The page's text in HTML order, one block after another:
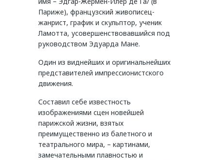
Париже), французский живописец-
жанрист, график и скульптор, ученик
Ламотта, усовершенствовавшийся под
руководством Эдуарда Мане.
Один из виднейших и оригинальнейших
представителей импрессионистского
движения.
Составил себе известность
изображениями сцен новейшей
парижской жизни, взятых
преимущественно из балетного и
театрального мира, – картинами,
замечательными плавностью и